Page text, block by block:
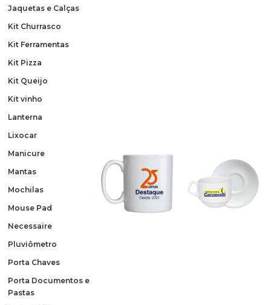
Jaquetas e Calças
Kit Churrasco
Kit Ferramentas
Kit Pizza
Kit Queijo
Kit vinho
Lanterna
Lixocar
Manicure
Mantas
Mochilas
Mouse Pad
Necessaire
Pluviômetro
Porta Chaves
Porta Documentos e
Pastas